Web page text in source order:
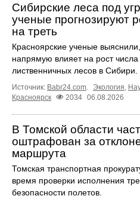
Сибирские леса под
ученые прогнозируют
на треть
Красноярские ученые
напрямую влияет на рост
лиственничных лесов в Сибири.
Источник: Babr24.com. Экология,
Красноярск
2034 06.08.2026
В Томской области
оштрафован за
маршрута
Томская транспортная
время проверки исполнения
безопасности полетов.